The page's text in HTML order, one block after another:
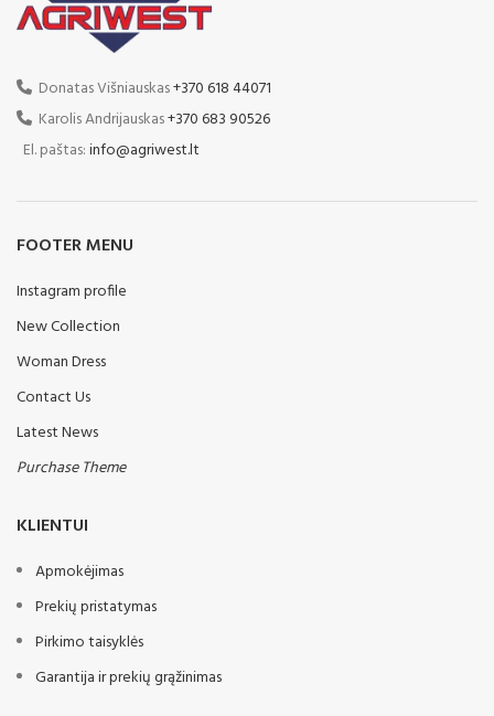
dirvožemių išgaruoja mažiau
drėgmės, sumažėja vandens
erozija, beveik visiškai
sunkiuose ir vidutiniuose
dirvožemiuose sutankinami bei
sutrupinami grumstai, kurie
kliudo augalams vystytis.
Atraminė koja
Tansportinės padeties
Visos versijos hidrauliškai
Papildoma įranga:
15,3 - 4,0 m; 5,0 m; 6,20 m
LED apšvietimas
diskiniai skutikia daugelį metų
Donatas Višniauskas+370 618 44071
Karolis Andrijauskas+370 683 90526
El. paštas:info@agriwest.lt
FOOTER MENU
Instagram profile
New Collection
Woman Dress
Contact Us
Latest News
Purchase Theme
KLIENTUI
Apmokėjimas
Prekių pristatymas
Pirkimo taisyklės
Garantija ir prekių grąžinimas